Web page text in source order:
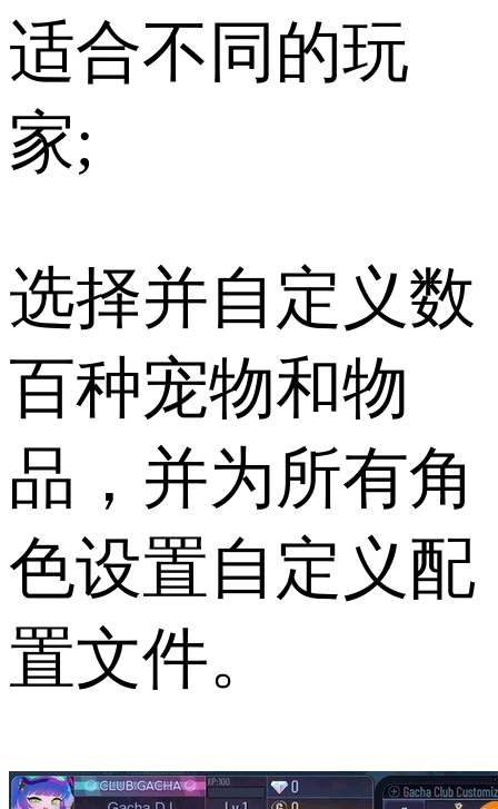
适合不同的玩
家;
选择并自定义数
百种宠物和物
品，并为所有角
色设置自定义配
置文件。